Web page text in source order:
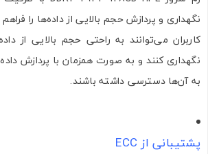
نگهداری و پردازش حجم بالایی از داده‌ها را
کاربران می‌توانند به راحتی حجم بالایی از
نگهداری کنند و به صورت همزمان با پردازش
به آن‌ها دسترسی داشته باشند.
پشتیبانی از ECC